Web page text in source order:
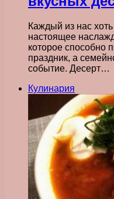
Каждый из нас
настоящее
которое способно
праздник, а
событие. Десерт…
Кулинария